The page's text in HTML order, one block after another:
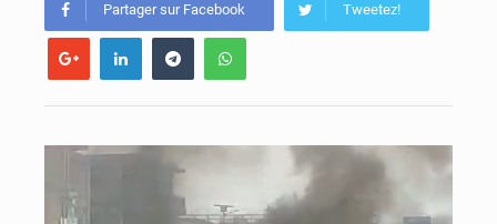
Partager sur Facebook Tweetez!